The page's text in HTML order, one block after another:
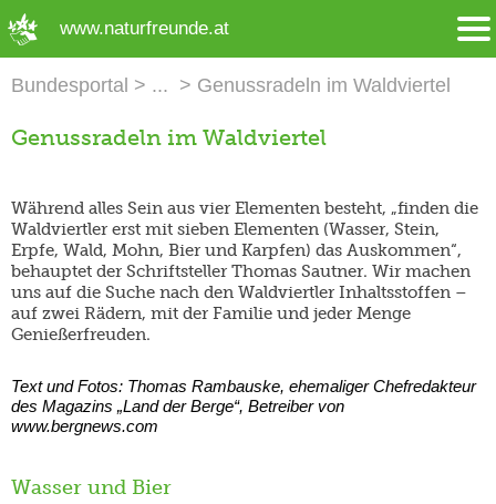
www.naturfreunde.at
Bundesportal Genussradeln im Waldviertel
Genussradeln im Waldviertel
Während alles Sein aus vier Elementen besteht, „finden die
Waldviertler erst mit sieben Elementen (Wasser, Stein,
Erpfe, Wald, Mohn, Bier und Karpfen) das Auskommen“,
behauptet der Schriftsteller Thomas Sautner. Wir machen
uns auf die Suche nach den Waldviertler Inhaltsstoffen –
auf zwei Rädern, mit der Familie und jeder Menge
Genießerfreuden.
Text und Fotos: Thomas Rambauske, ehemaliger Chefredakteur
des Magazins „Land der Berge“, Betreiber von
www.bergnews.com
Wasser und Bier